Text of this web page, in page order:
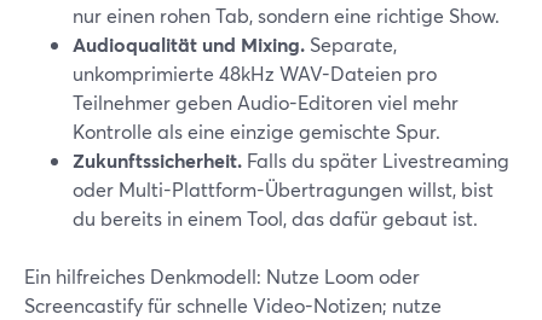
nur einen rohen Tab, sondern eine richtige Show.
Audioqualität und Mixing. Separate,
unkomprimierte 48kHz WAV-Dateien pro
Teilnehmer geben Audio-Editoren viel mehr
Kontrolle als eine einzige gemischte Spur.
Zukunftssicherheit. Falls du später Livestreaming
oder Multi-Plattform-Übertragungen willst, bist
du bereits in einem Tool, das dafür gebaut ist.
Ein hilfreiches Denkmodell: Nutze Loom oder
Screencastify für schnelle Video-Notizen; nutze